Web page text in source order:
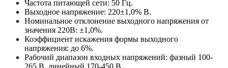
Частота питающей сети: 50 Гц.
Выходное напряжение: 220±1,0% В.
Номинальное отклонение выходного напряжения от
значения 220В: ±1,0%.
Коэффициент искажения формы выходного
напряжения: до 6%.
Рабочий диапазон входных напряжений: фазный 100-
265 В, линейный 170-450 В.